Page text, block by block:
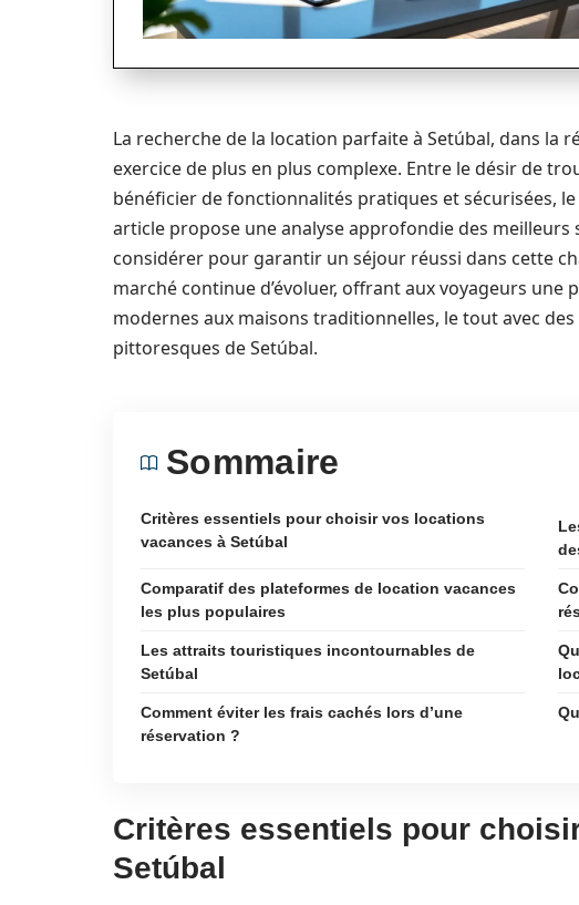
La recherche de la location parfaite à Setúbal, dans la
exercice de plus en plus complexe. Entre le désir de
bénéficier de fonctionnalités pratiques et sécurisées,
article propose une analyse approfondie des meilleurs
considérer pour garantir un séjour réussi dans cette
marché continue d’évoluer, offrant aux voyageurs une
modernes aux maisons traditionnelles, le tout avec
pittoresques de Setúbal.
Sommaire
Critères essentiels pour choisir vos locations
vacances à Setúbal
Comparatif des plateformes de location vacances
les plus populaires
Les attraits touristiques incontournables de
Setúbal
Comment éviter les frais cachés lors d’une
réservation ?
Critères essentiels pour
Setúbal